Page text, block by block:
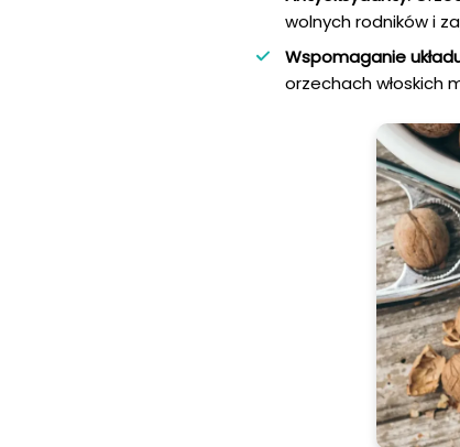
wolnych rodników i
Wspomaganie
orzechach włoskich